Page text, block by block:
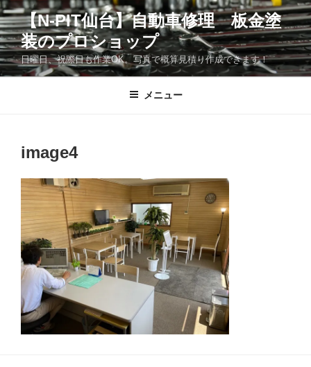
コ
ン
テ
ン
ツ
【N-PIT仙台】自動車修理 板金塗
装のプロショップ
日曜日、祝際日も作業OK。写真で概算見積り作成できます！
メニュー
image4